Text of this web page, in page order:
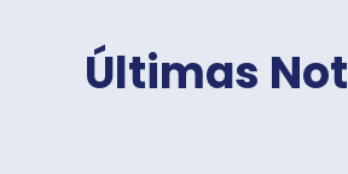
Últimas